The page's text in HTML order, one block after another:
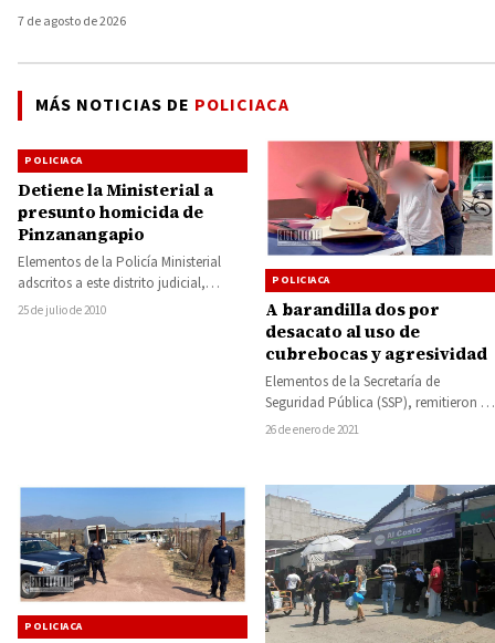
7 de agosto de 2026
MÁS NOTICIAS DE POLICIACA
POLICIACA
Detiene la Ministerial a
presunto homicida de
Pinzanangapio
Elementos de la Policía Ministerial
adscritos a este distrito judicial,
efectuaron la captura de un presunto
25 de julio de 2010
POLICIACA
A barandilla dos por
desacato al uso de
cubrebocas y agresividad
Elementos de la Secretaría de
Seguridad Pública (SSP), remitieron al
área de Barandilla a dos personas del
26 de enero de 2021
POLICIACA